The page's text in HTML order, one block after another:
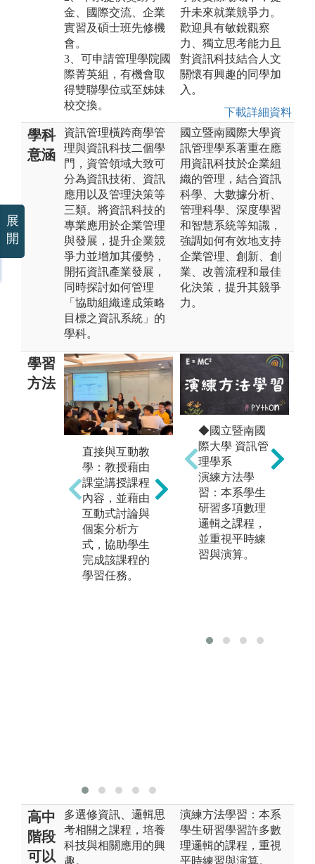
金、國際交流、企業
實習及碩士班先修機
會。
3、可申請管理學院國
際菁英組，有機會取
得雙聯學位或至姊妹
校交換。
升未來就業競爭力。
歡迎具有敏銳觀察
力、獨立思考能力且
對資訊科技結合人文
關懷有興趣的同學加
入。
下載詳細資料
學科
意涵
資訊管理橫跨商學管
理與資訊科技二個學
門，資管領域大致可
分為資訊技術、資訊
應用以及管理決策等
三類。將資訊科技的
專業應用於企業管理
與發展，提升企業競
爭力並增加其優勢，
開拓資訊產業發展，
同時探討如何管理
「協助組織達成策略
目標之資訊系統」的
學科。
國立暨南國際大學資
訊管理學系著重在應
用資訊科技於企業組
織的管理，結合資訊
科學、大數據分析、
管理科學、深度學習
和智慧系統等知識，
強調如何有效地支持
企業管理、創新、創
業、改善流程和最佳
化決策，提升其競爭
力。
學習
方法
直接與互動教
學：教授藉由
課堂講授課程
內容，並藉由
互動式討論與
個案分析方
式，協助學生
完成該課程的
學習任務。
實驗實作：安
排資訊機房實
務操作與程式
設計訓練課
程，由助教與
學長姊們帶領
同學實踐課堂
講授理論，並
協助釐清相關
◆國立暨南國
際大學 資訊管
理學系
演練方法學
習：本系學生
研習多項數理
邏輯之課程，
並重視平時練
習與演算。
高中
階段
可以
多選修資訊、邏輯思
考相關之課程，培養
科技與相關應用的興
趣。
演練方法學習：本系
學生研習學習許多數
理邏輯的課程，重視
平時練習與演算。
展
開